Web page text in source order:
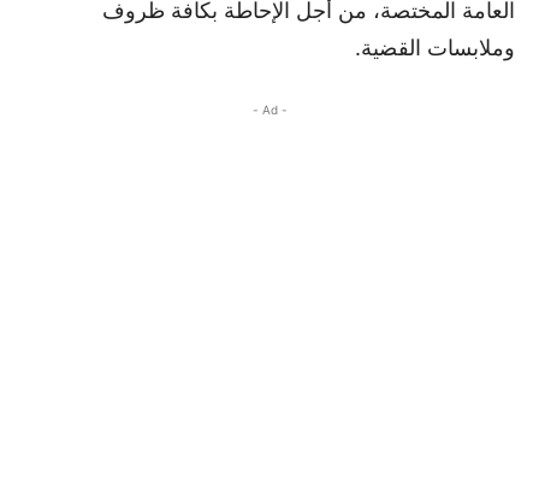
العامة المختصة، من أجل الإحاطة بكافة ظروف
وملابسات القضية.
- Ad -